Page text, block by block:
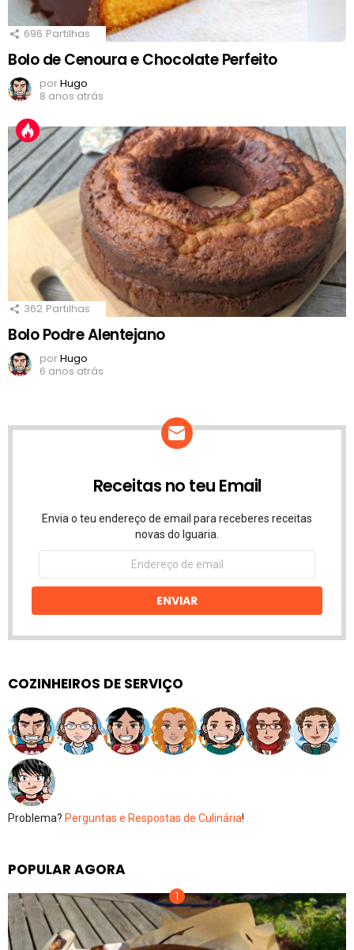
696 Partilhas
Bolo de Cenoura e Chocolate Perfeito
porHugo
8 anos atrás
362 Partilhas
Bolo Podre Alentejano
porHugo
6 anos atrás
Receitas no teu Email
Envia o teu endereço de email para receberes receitas
novas do Iguaria.
Endereço
email
ENVIAR
COZINHEIROS DE SERVIÇO
Problema? Perguntas e Respostas de Culinária!
POPULAR AGORA